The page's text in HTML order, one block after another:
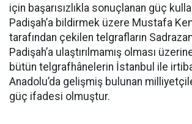
için başarısızlıkla sonuçlanan güç
Padişah’a bildirmek üzere Mustafa
tarafından çekilen telgrafların
Padişah’a ulaştırılmamış olması
bütün telgrafhânelerin İstanbul ile
Anadolu’da gelişmiş bulunan
güç ifadesi olmuştur.